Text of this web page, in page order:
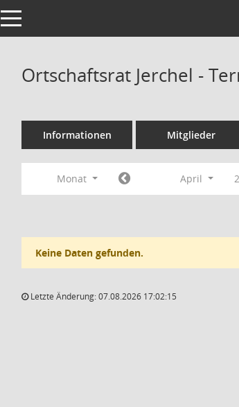
Toggle navigation
Ortschaftsrat Jerchel -
Informationen Mitglieder
Monat April
Keine Daten gefunden.
Letzte Änderung: 07.08.2026 17:02:15